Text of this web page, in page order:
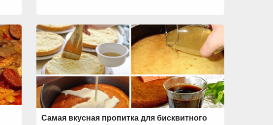
Самая вкусная пропитка для бисквитного